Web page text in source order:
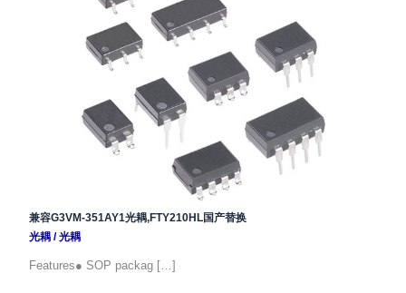
兼容G3VM-351AY1光耦,FTY210HL国产替换
光耦/光耦
Features● SOP packag […]